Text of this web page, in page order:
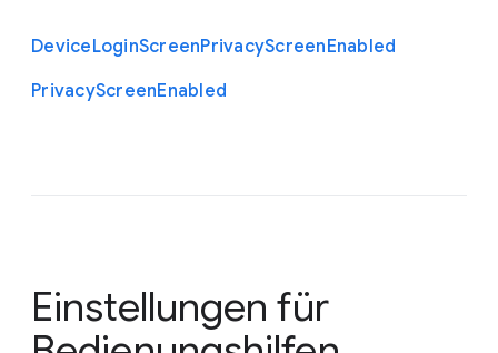
DeviceLoginScreenPrivacyScreenEnabled
PrivacyScreenEnabled
Einstellungen für